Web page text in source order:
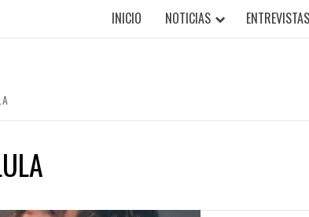
INICIO NOTICIAS ENTREVISTAS